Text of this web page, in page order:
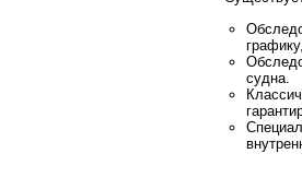
судна.